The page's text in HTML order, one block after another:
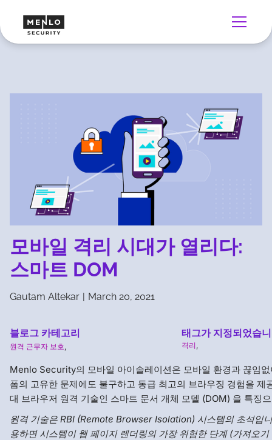
모바일 격리 시대가 열리다:
스마트 DOM
Gautam Altekar | March 20, 2021
블로그 카테고리
원격 근무자 보호
태그가 지정되었습
격리
Menlo Security의 모바일 아이솔레이션은 모바일 환경과 끊임
폼의 고유한 문제에도 불구하고 동급 최고의 브라우징 경험을 제
대 브라우저 원격 기술인 스마트 문서 개체 모델 (DOM) 을 특징
원격 기술은 RBI (Remote Browser Isolation) 시스템의 초석입
용하면 시스템이 웹 페이지 렌더링의 가장 위험한 단계 (가져오